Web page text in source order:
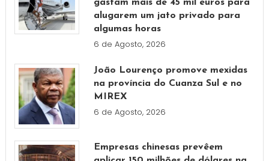
gastam mais de 45 mil euros para
alugarem um jato privado para
algumas horas
6 de Agosto, 2026
João Lourenço promove mexidas
na província do Cuanza Sul e no
MIREX
6 de Agosto, 2026
Empresas chinesas prevêem